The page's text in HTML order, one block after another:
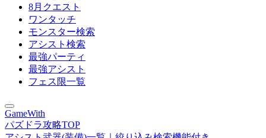
8月クエスト
ワンタッチ
モンスター検索
アシスト検索
最強パーティ
最強アシスト
フェス限一覧
GameWith
パズドラ攻略TOP